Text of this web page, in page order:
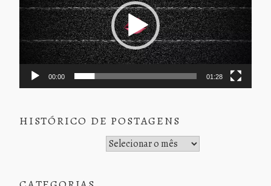
00:00 01:28
HISTÓRICO DE POSTAGENS